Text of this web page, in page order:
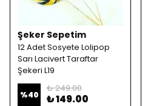
Şeker Sepetim
12 Adet Sosyete Lolipop
Sarı Lacivert Taraftar
Şekeri L19
%40
₺ 249.00
₺ 149.00